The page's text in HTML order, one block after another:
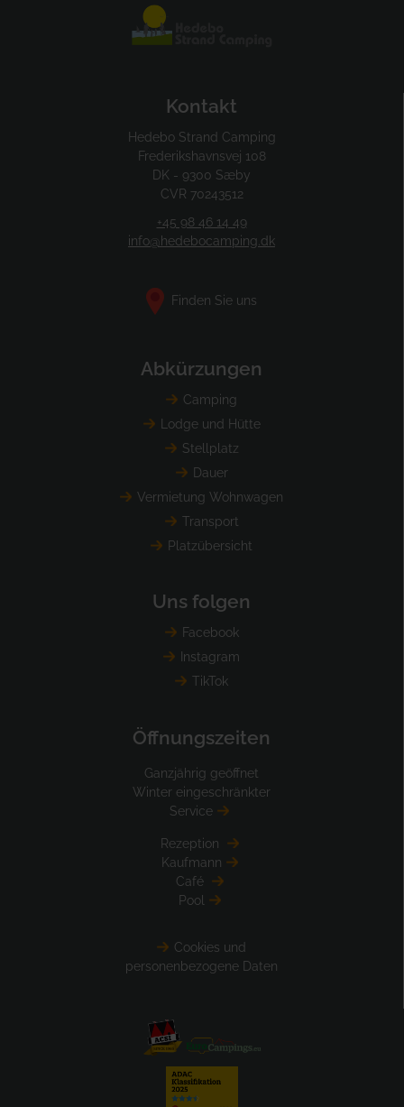
Kontakt
Hedebo Strand Camping
Frederikshavnsvej 108
DK - 9300 Sæby
CVR 70243512
+45 98 46 14 49
info@hedebocamping.dk
Finden Sie uns
Abkürzungen
Camping
Lodge und Hütte
Stellplatz
Dauer
Vermietung Wohnwagen
Transport
Platzübersicht
Uns folgen
Facebook
Instagram
TikTok
Öffnungszeiten
Ganzjährig geöffnet
Winter eingeschränkter
Service
Rezeption
Kaufmann
Café
Pool
Cookies und
personenbezogene Daten